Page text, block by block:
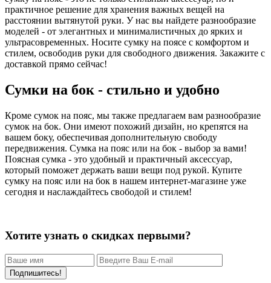
практичное решение для хранения важных вещей на
расстоянии вытянутой руки. У нас вы найдете разнообразие
моделей - от элегантных и минималистичных до ярких и
ультрасовременных. Носите сумку на поясе с комфортом и
стилем, освободив руки для свободного движения. Закажите с
доставкой прямо сейчас!
Сумки на бок - стильно и удобно
Кроме сумок на пояс, мы также предлагаем вам разнообразие
сумок на бок. Они имеют похожий дизайн, но крепятся на
вашем боку, обеспечивая дополнительную свободу
передвижения. Сумка на пояс или на бок - выбор за вами!
Поясная сумка - это удобный и практичный аксессуар,
который поможет держать ваши вещи под рукой. Купите
сумку на пояс или на бок в нашем интернет-магазине уже
сегодня и наслаждайтесь свободой и стилем!
Хотите узнать о скидках первыми?
Подпишитесь!